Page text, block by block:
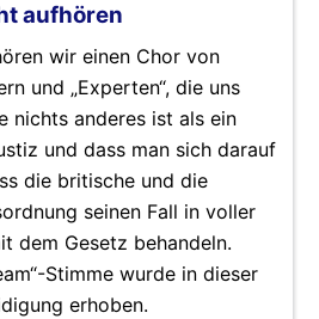
aufhören
wir einen Chor von
und „Experten“, die uns
nichts anderes ist als ein
und dass man sich darauf
die britische und die
seinen Fall in voller
dem Gesetz behandeln.
Stimme wurde in dieser
erhoben.